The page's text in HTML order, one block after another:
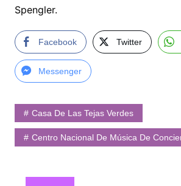
Spengler.
Facebook Twitter
Messenger
Casa De Las Tejas Verdes
Centro Nacional De Música De
Navegación